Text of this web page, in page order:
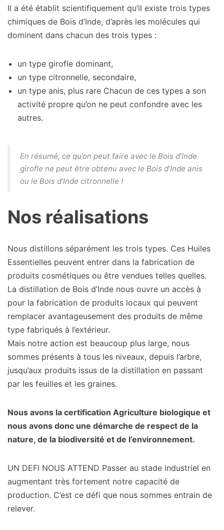
Il a été établit scientifiquement qu’il existe trois types
chimiques de Bois d’Inde, d’après les molécules qui
dominent dans chacun des trois types :
un type girofle dominant,
un type citronnelle, secondaire,
un type anis, plus rare Chacun de ces types a son
activité propre qu’on ne peut confondre avec les
autres.
En résumé, ce qu’on peut faire avec le Bois d’Inde
girofle ne peut être obtenu avec le Bois d’Inde anis
ou le Bois d’Inde citronnelle !
Nos réalisations
Nous distillons séparément les trois types. Ces Huiles
Essentielles peuvent entrer dans la fabrication de
produits cosmétiques ou être vendues telles quelles.
La distillation de Bois d’Inde nous ouvre un accès à
pour la fabrication de produits locaux qui peuvent
remplacer avantageusement des produits de même
type fabriqués à l’extérieur.
Mais notre action est beaucoup plus large, nous
sommes présents à tous les niveaux, depuis l’arbre,
jusqu’aux produits issus de la distillation en passant
par les feuilles et les graines.
Nous avons la certification Agriculture biologique et
nous avons donc une démarche de respect de la
nature, de la biodiversité et de l’environnement.
UN DEFI NOUS ATTEND Passer au stade industriel en
augmentant très fortement notre capacité de
production. C’est ce défi que nous sommes entrain de
relever.